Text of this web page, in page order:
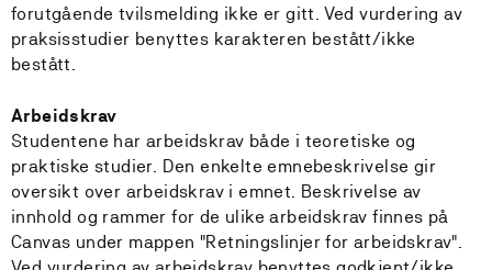
forutgående tvilsmelding ikke er gitt. Ved vurdering av
praksisstudier benyttes karakteren bestått/ikke
bestått.
Arbeidskrav
Studentene har arbeidskrav både i teoretiske og
praktiske studier. Den enkelte emnebeskrivelse gir
oversikt over arbeidskrav i emnet. Beskrivelse av
innhold og rammer for de ulike arbeidskrav finnes på
Canvas under mappen "Retningslinjer for arbeidskrav".